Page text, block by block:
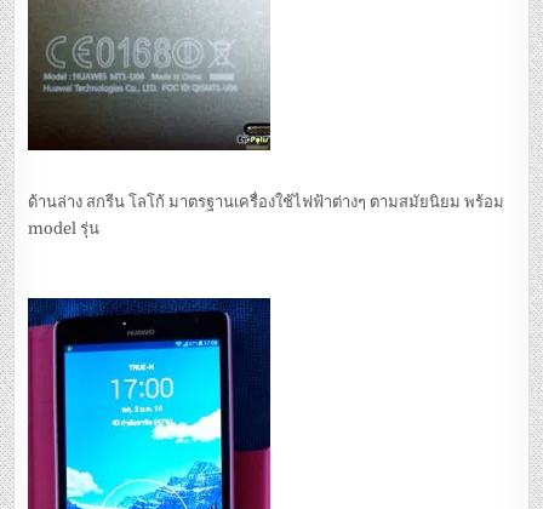
ด้านล่าง สกรีน โลโก้ มาตรฐานเครื่องใช้ไฟฟ้าต่างๆ ตามสมัยนิยม พร้อม
model รุ่น